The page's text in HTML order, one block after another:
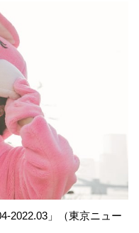
2022.03」（東京ニュー